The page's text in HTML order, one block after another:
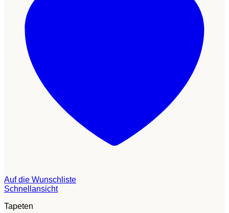
Auf die Wunschliste
Schnellansicht
Tapeten